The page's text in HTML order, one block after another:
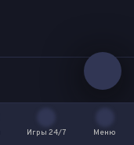
Игры 24/7
Меню